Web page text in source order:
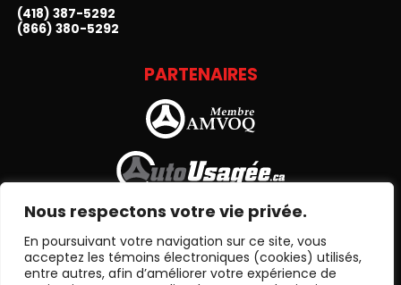
Nous respectons votre vie privée.
En poursuivant votre navigation sur ce site, vous
acceptez les témoins électroniques (cookies) utilisés,
entre autres, afin d’améliorer votre expérience de
(418) 387-5292
(866) 380-5292
PARTENAIRES